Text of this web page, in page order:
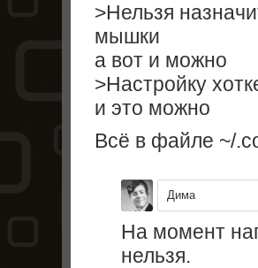
>Нельзя
мышки
а вот и можно
>Настройку
и это можно
Всё в файле ~/
Дима
На момент
нельзя.